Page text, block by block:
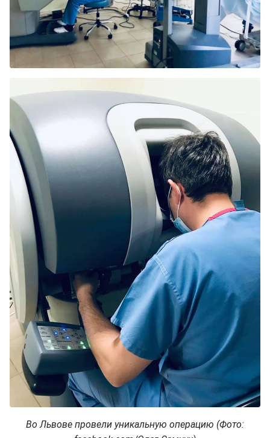
Во Львове провели уникальную операцию (Фото: